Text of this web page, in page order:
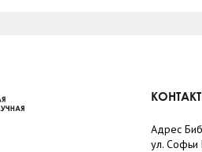
Адрес
ул. Софьи